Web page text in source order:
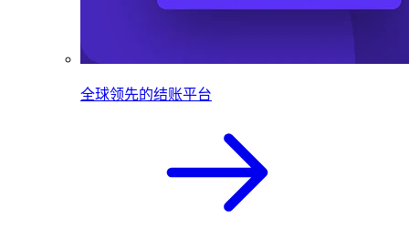
全球领先的结账平台